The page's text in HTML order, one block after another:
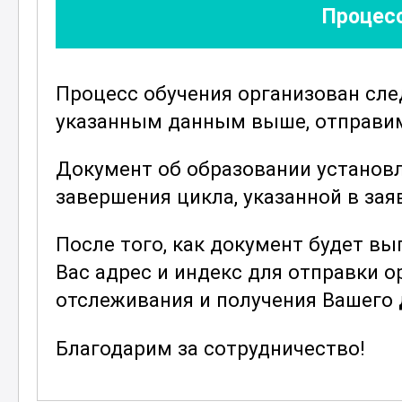
использованию оборудования. Вы
инструментами, что позволит
санитарных норм, что крайне
Курс включает обширный
мире термообработки. Вы узнаете
которые помогут вам оставаться
специалистом.
Если вы стремитесь к
всеми аспектами термообработки
незаменимым этапом вашего
Процесс обучения организован
указанным данным выше,
Документ об образовании
завершения цикла, указанной в
После того, как документ будет
Вас адрес и индекс для отправки
отслеживания и получения Вашего
Благодарим за сотрудничество!